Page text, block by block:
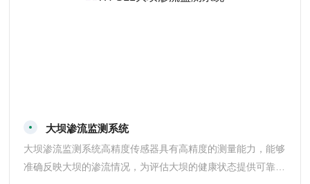
大坝渗流监测系统
大坝渗流监测系统高精度传感器具有高精度的测量能力，能够
准确反映大坝的渗流情况，为评估大坝的健康状态提供可靠依